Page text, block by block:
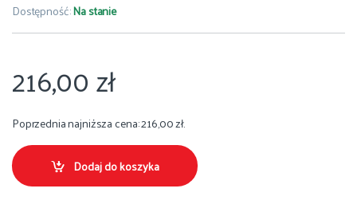
Dostępność:Na stanie
216,00zł
Poprzednia najniższa cena:216,00zł.
Dodaj do koszyka